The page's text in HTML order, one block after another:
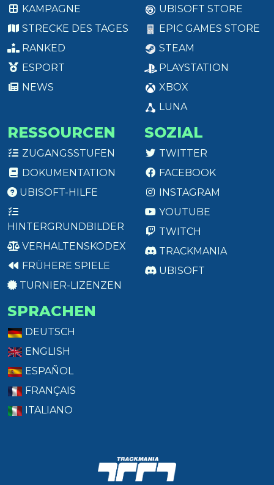
KAMPAGNE
STRECKE DES TAGES
RANKED
ESPORT
NEWS
UBISOFT STORE
EPIC GAMES STORE
STEAM
PLAYSTATION
XBOX
LUNA
RESSOURCEN
ZUGANGSSTUFEN
DOKUMENTATION
UBISOFT-HILFE
HINTERGRUNDBILDER
VERHALTENSKODEX
FRÜHERE SPIELE
TURNIER-LIZENZEN
SOZIAL
TWITTER
FACEBOOK
INSTAGRAM
YOUTUBE
TWITCH
TRACKMANIA
UBISOFT
SPRACHEN
DEUTSCH
ENGLISH
ESPAÑOL
FRANÇAIS
ITALIANO